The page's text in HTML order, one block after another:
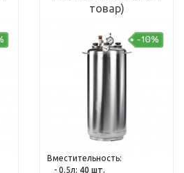
товар)
Вместительность:
- 0.5л: 40 шт.